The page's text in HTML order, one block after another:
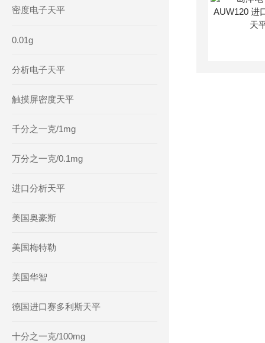
密度电子天平
0.01g
分析电子天平
触摸屏密度天平
千分之一克/1mg
万分之一克/0.1mg
进口分析天平
美国奥豪斯
美国梅特勒
美国华智
德国进口赛多利斯天平
十分之一克/100mg